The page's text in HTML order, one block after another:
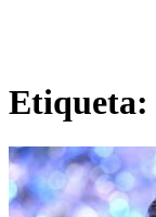
Etiqueta: